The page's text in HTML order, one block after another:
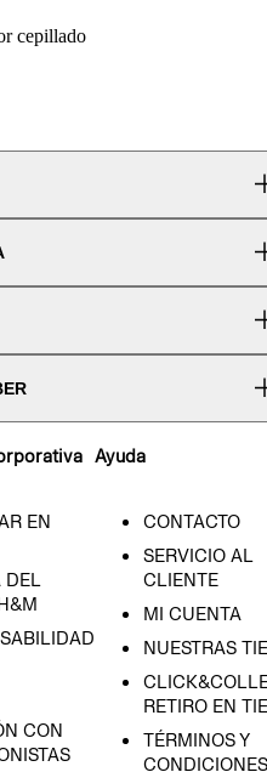
cepillado
EN
DEL
CON
Ayuda
CONTACTO
SERVICIO AL
CLIENTE
MI CUENTA
NUESTRAS
RETIRO EN
TÉRMINOS Y
CONDICIONES